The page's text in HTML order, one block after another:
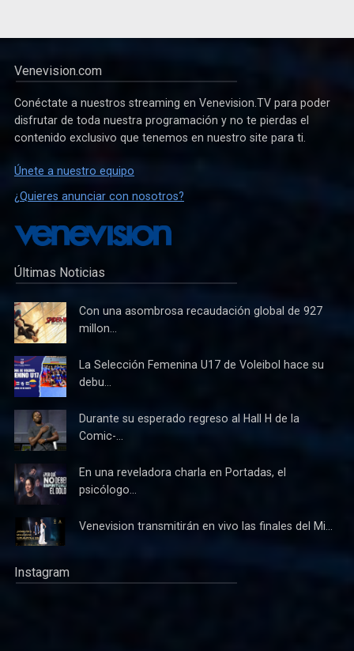
Venevision.com
Conéctate a nuestros streaming en Venevision.TV para poder
disfrutar de toda nuestra programación y no te pierdas el
contenido exclusivo que tenemos en nuestro site para ti.
Únete a nuestro equipo
¿Quieres anunciar con nosotros?
Últimas Noticias
Con una asombrosa recaudación global de 927
millon...
La Selección Femenina U17 de Voleibol hace su
debu...
Durante su esperado regreso al Hall H de la
Comic-...
En una reveladora charla en Portadas, el
psicólogo...
Venevision transmitirán en vivo las finales del Mi...
Instagram